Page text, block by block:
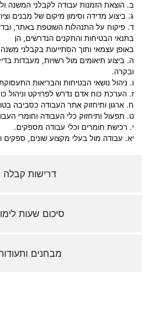
דרישות קבלה
סיכום שעות
מבחנים
ב. הוצאת הזמנות עבודה לקבלני המשנה
ג. ביצוע מדידה וסימון מיקום של מבנים
ד. פיקוח על התנהלות השוטפת באתר,
בתנאי הבטיחות והתקנים הנדרשים, הן
באופן עצמאי ותוך הסתייעות בקבלני
ה. ביצוע תיאומים מול רשויות, מעבדות
ובקרה.
ו. ניהול נושאי הבטיחות והבריאות
ז. הערכת כוח אדם נדרש לפרויקט וניהול
ח. ארגון ותיחזוק אתר העבודה כסביבה
ט. תפעול ותיחזוק כלי העבודה וחומרי
י. רכישת חומרים וכלי עבודה מספקים.
יא. עבודה מול בעלי מקצוע שונים, ספקים